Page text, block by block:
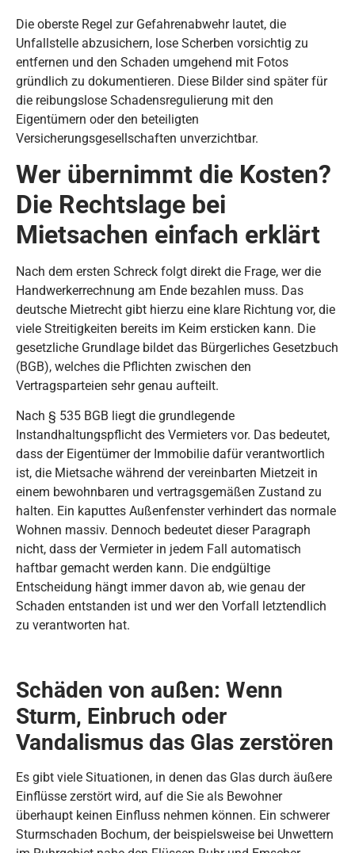
Die oberste Regel zur Gefahrenabwehr lautet, die
Unfallstelle abzusichern, lose Scherben vorsichtig zu
entfernen und den Schaden umgehend mit Fotos
gründlich zu dokumentieren. Diese Bilder sind später für
die reibungslose Schadensregulierung mit den
Eigentümern oder den beteiligten
Versicherungsgesellschaften unverzichtbar.
Wer übernimmt die Kosten?
Die Rechtslage bei
Mietsachen einfach erklärt
Nach dem ersten Schreck folgt direkt die Frage, wer die
Handwerkerrechnung am Ende bezahlen muss. Das
deutsche Mietrecht gibt hierzu eine klare Richtung vor, die
viele Streitigkeiten bereits im Keim ersticken kann. Die
gesetzliche Grundlage bildet das Bürgerliches Gesetzbuch
(BGB), welches die Pflichten zwischen den
Vertragsparteien sehr genau aufteilt.
Nach § 535 BGB liegt die grundlegende
Instandhaltungspflicht des Vermieters vor. Das bedeutet,
dass der Eigentümer der Immobilie dafür verantwortlich
ist, die Mietsache während der vereinbarten Mietzeit in
einem bewohnbaren und vertragsgemäßen Zustand zu
halten. Ein kaputtes Außenfenster verhindert das normale
Wohnen massiv. Dennoch bedeutet dieser Paragraph
nicht, dass der Vermieter in jedem Fall automatisch
haftbar gemacht werden kann. Die endgültige
Entscheidung hängt immer davon ab, wie genau der
Schaden entstanden ist und wer den Vorfall letztendlich
zu verantworten hat.
Schäden von außen: Wenn
Sturm, Einbruch oder
Vandalismus das Glas zerstören
Es gibt viele Situationen, in denen das Glas durch äußere
Einflüsse zerstört wird, auf die Sie als Bewohner
überhaupt keinen Einfluss nehmen können. Ein schwerer
Sturmschaden Bochum, der beispielsweise bei Unwettern